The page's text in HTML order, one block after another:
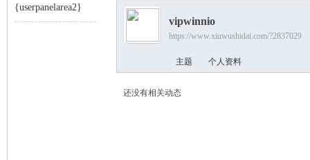
索
{userpanelarea2}
vipwinnio
https://www.xiuwushidai.com/?2837029
主题 个人资料
还没有相关动态